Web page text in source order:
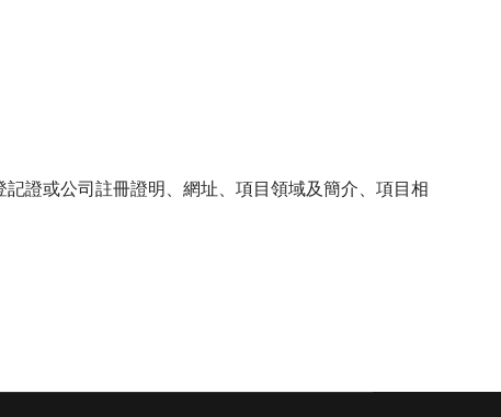
證或公司註冊證明、網址、項目領域及簡介、項目相